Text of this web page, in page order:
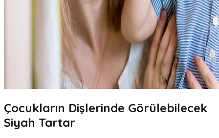
Çocukların Dişlerinde Görülebilecek
Siyah Tartar